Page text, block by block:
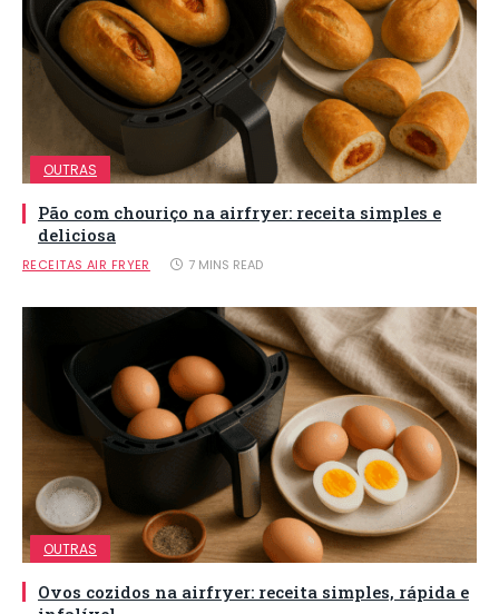
OUTRAS
Pão com chouriço na airfryer: receita simples e
deliciosa
RECEITAS AIR FRYER 7 MINS READ
OUTRAS
Ovos cozidos na airfryer: receita simples, rápida e